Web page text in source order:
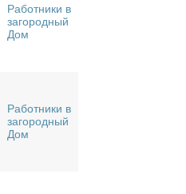
Работники в
загородный
Дом
Работники в
загородный
Дом